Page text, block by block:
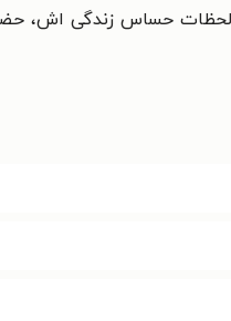
لحظات حساس زندگی اش،